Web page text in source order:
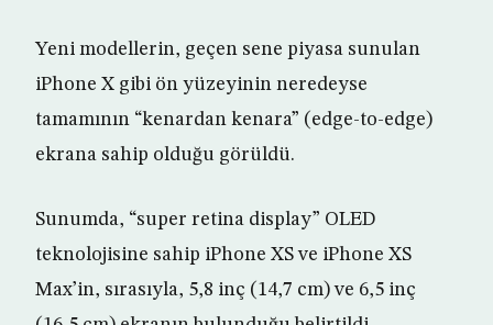
Yeni modellerin, geçen sene piyasa sunulan
iPhone X gibi ön yüzeyinin neredeyse
tamamının “kenardan kenara” (edge-to-edge)
ekrana sahip olduğu görüldü.
Sunumda, “super retina display” OLED
teknolojisine sahip iPhone XS ve iPhone XS
Max’in, sırasıyla, 5,8 inç (14,7 cm) ve 6,5 inç